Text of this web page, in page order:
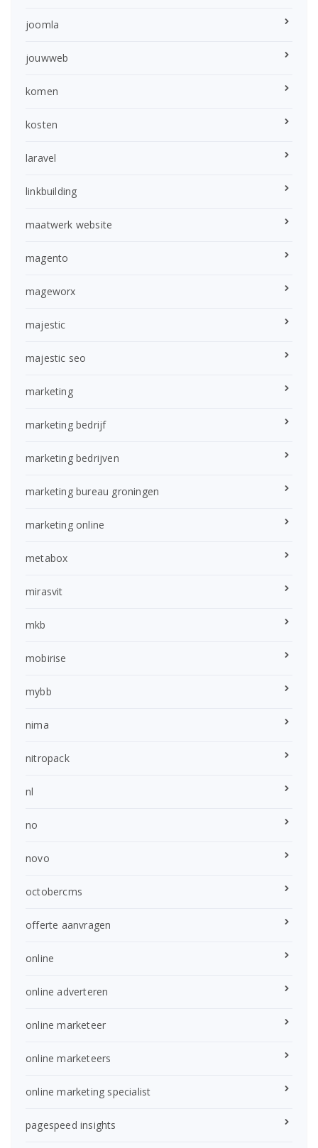
joomla
jouwweb
komen
kosten
laravel
linkbuilding
maatwerk website
magento
mageworx
majestic
majestic seo
marketing
marketing bedrijf
marketing bedrijven
marketing bureau groningen
marketing online
metabox
mirasvit
mkb
mobirise
mybb
nima
nitropack
nl
no
novo
octobercms
offerte aanvragen
online
online adverteren
online marketeer
online marketeers
online marketing specialist
pagespeed insights